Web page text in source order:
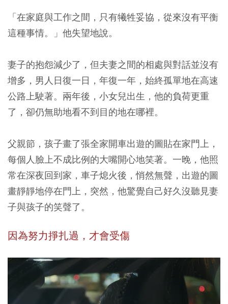
「在家庭與工作之間，只有犧牲妥協，從來沒有平衡
這種事情。」 他失望地說。
妻子的抱怨減少了，但夫妻之間的相處與對話並沒有
增多，男人日復一日，年復一年，始終孤單地在高速
公路上駛著。兩年後，小女兒出生，他的負荷更重
了，卻仍無助地看不到目的地在哪裡。
父親節，孩子畫了張全家開車出遊的圖貼在家門上，
每個人臉上不成比例的大嘴開心地笑著。一晚，他照
常在深夜回到家，車子熄火後，悄然無聲，出遊的圖
畫靜靜地停在門上，突然，他驚覺自己好久沒聽見妻
子與孩子的笑聲了。
因為努力掙扎過，才會受傷